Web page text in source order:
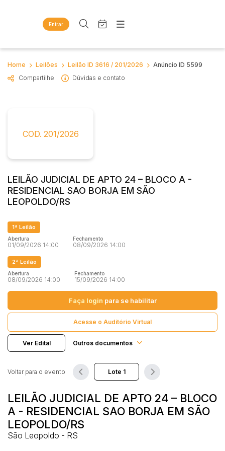
Entrar
Criar conta Entrar
Site
Agenda
Quem Somos
Diversos
Imóveis
Casas
Ponto Comercial
Terreno
Vaga de Garagem
Máquinas
Máquinas Agrícolas
Máquinas Pesadas
Veículos
Aquáticos
Caminhões
Motos
Ônibus
Outros
Reboque
Busca por palavra-chave
Bairro
Judiciais Extrajudiciais
Faixa de valor
R$
Quem Somos
Home Leilões Leilão ID 3616 / 201/2026
Anúncio ID 5599
Compartilhe
Dúvidas e contato
COD. 201/2026
LEILÃO JUDICIAL DE APTO 24 – BLOCO A -
RESIDENCIAL SAO BORJA EM SÃO
LEOPOLDO/RS
1ª Leilão
Abertura
01/09/2026 14:00
Fechamento
08/09/2026 14:00
2ª Leilão
Abertura
08/09/2026 14:00
Fechamento
15/09/2026 14:00
Faça login para se habilitar
Acesse o Auditório Virtual
Ver Edital Outros documentos
LEILÃO JUDICIAL DE APTO 24 – BLOCO
A - RESIDENCIAL SAO BORJA EM SÃO
LEOPOLDO/RS
São Leopoldo - RS
Voltar para o evento